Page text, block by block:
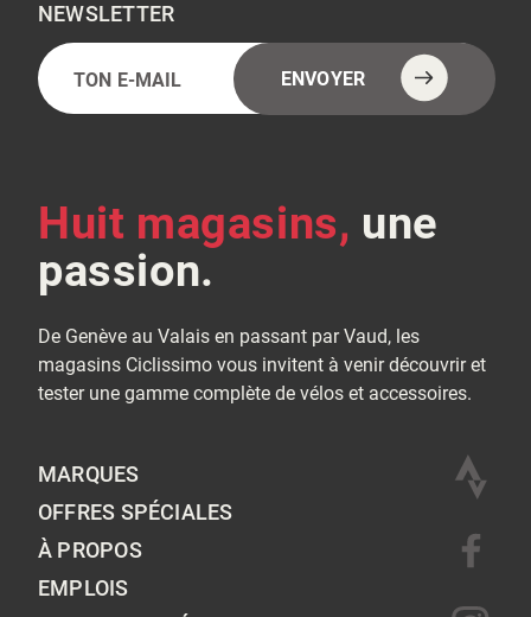
NEWSLETTER
E-
mail
(Nécessaire)
ENVOYER
Alternative:
Huit magasins, une
passion.
De Genève au Valais en passant par Vaud, les
magasins Ciclissimo vous invitent à venir découvrir et
tester une gamme complète de vélos et accessoires.
MARQUES
OFFRES SPÉCIALES
À PROPOS
EMPLOIS